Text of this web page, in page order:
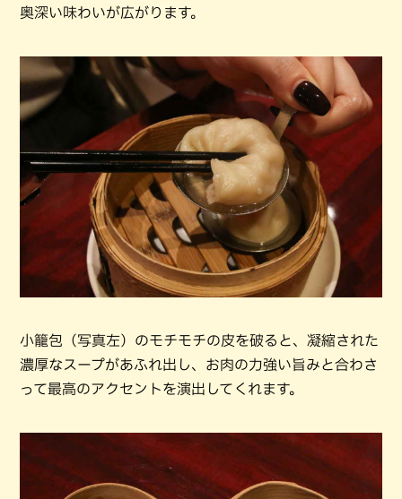
奥深い味わいが広がります。
小籠包（写真左）のモチモチの皮を破ると、凝縮された
濃厚なスープがあふれ出し、お肉の力強い旨みと合わさ
って最高のアクセントを演出してくれます。